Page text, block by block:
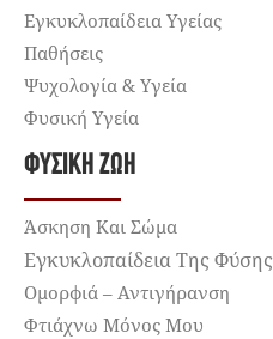
Εγκυκλοπαίδεια Υγείας
Παθήσεις
Ψυχολογία & Υγεία
Φυσική Υγεία
ΦΥΣΙΚΉ ΖΩΉ
Άσκηση Και Σώμα
Εγκυκλοπαίδεια Της Φύσης
Ομορφιά – Αντιγήρανση
Φτιάχνω Μόνος Μου